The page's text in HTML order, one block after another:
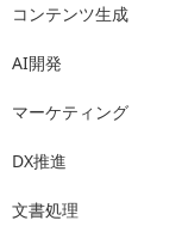
コンテンツ生成
AI開発
マーケティング
DX推進
文書処理